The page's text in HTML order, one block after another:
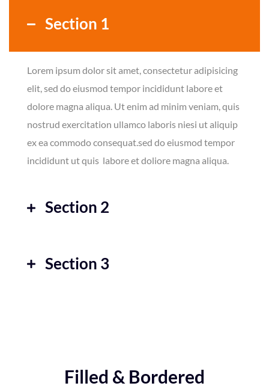
Section 1
Lorem ipsum dolor sit amet, consectetur adipisicing
elit, sed do eiusmod tempor incididunt labore et
dolore magna aliqua. Ut enim ad minim veniam, quis
nostrud exercitation ullamco laboris niesi ut aliquip
ex ea commodo consequat.sed do eiusmod tempor
incididunt ut quis labore et doliore magna aliqua.
Section 2
Section 3
Filled & Bordered